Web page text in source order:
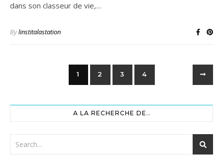
dans son classeur de vie,…
Bylinstitalastation
1 2 3 4
A LA RECHERCHE DE..